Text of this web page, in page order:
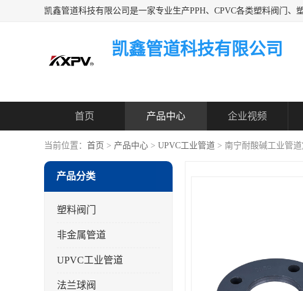
凯鑫管道科技有限公司
首页 产品中心 企业视频
当前位置： 首页 > 产品中心 > UPVC工业管道 > 南宁耐酸碱工业管
产品分类
塑料阀门
非金属管道
UPVC工业管道
法兰球阀